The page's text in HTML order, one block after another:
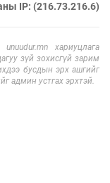
IP: (216.73.216.6)
хариуцлага
зүй зохисгүй зарим
бусдын эрх ашгийг
админ устгах эрхтэй.